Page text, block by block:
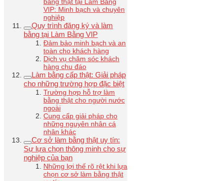
bằng thật tại Làm Bằng
VIP: Minh bạch và chuyên
nghiệp
Quy trình đăng ký và làm
bằng tại Làm Bằng VIP
Đảm bảo minh bạch và an
toàn cho khách hàng
Dịch vụ chăm sóc khách
hàng chu đáo
Làm bằng cấp thật: Giải pháp
cho những trường hợp đặc biệt
Trường hợp hỗ trợ làm
bằng thật cho người nước
ngoài
Cung cấp giải pháp cho
những nguyên nhân cá
nhân khác
Cơ sở làm bằng thật uy tín:
Sự lựa chọn thông minh cho sự
nghiệp của bạn
Những lợi thế rõ rệt khi lựa
chọn cơ sở làm bằng thật